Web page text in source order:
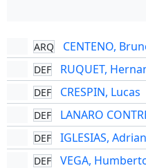
ARQ CENTENO,
DEF RUQUET,
DEF CRESPIN, Lucas
DEF LANARO
DEF IGLESIAS, Adrian
DEF VEGA,